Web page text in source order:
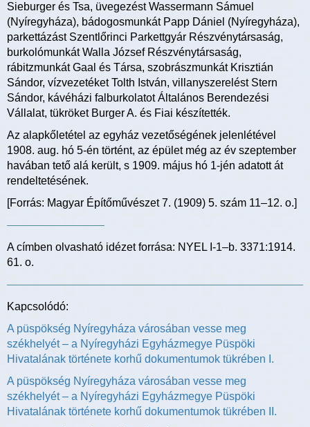
Sieburger és Tsa, üvegezést Wassermann Sámuel
(Nyíregyháza), bádogosmunkát Papp Dániel (Nyíregyháza),
parkettázást Szentlőrinci Parkettgyár Részvénytársaság,
burkolómunkát Walla József Részvénytársaság,
rábitzmunkát Gaal és Társa, szobrászmunkát Krisztián
Sándor, vízvezetéket Tolth István, villanyszerelést Stern
Sándor, kávéházi falburkolatot Általános Berendezési
Vállalat, tükröket Burger A. és Fiai készítették.
Az alapkőletétel az egyház vezetőségének jelenlétével
1908. aug. hó 5-én történt, az épület még az év szeptember
havában tető alá került, s 1909. május hó 1-jén adatott át
rendeltetésének.
[Forrás: Magyar Építőművészet 7. (1909) 5. szám 11–12. o.]
A címben olvasható idézet forrása: NYEL I-1–b. 3371:1914.
61. o.
Kapcsolódó:
A püspökség Nyíregyháza városában vesse meg
székhelyét – a Nyíregyházi Egyházmegye Püspöki
Hivatalának története korhű dokumentumok tükrében I.
A püspökség Nyíregyháza városában vesse meg
székhelyét – a Nyíregyházi Egyházmegye Püspöki
Hivatalának története korhű dokumentumok tükrében II.